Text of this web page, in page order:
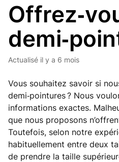
Actualisé il y a 6 mois
Vous souhaitez savoir si
demi‑pointures ? Nous
informations exactes.
que nous proposons
Toutefois, selon notre
habituellement entre deux
de prendre la taille